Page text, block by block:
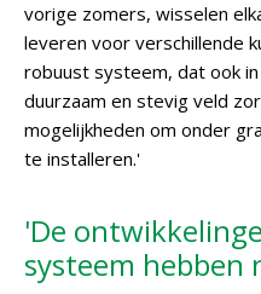
vorige zomers, wisselen
leveren voor verschillende
robuust systeem, dat ook
duurzaam en stevig veld
mogelijkheden om onder
te installeren.'
'De
systeem hebben